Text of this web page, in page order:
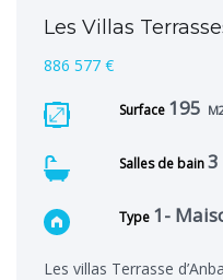
Les Villas
886 577 €
Surface 195
Salles de bain3
Type 1-
Les villas Terrasse